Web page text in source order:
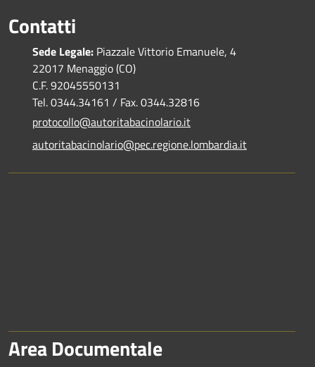
Contatti
Sede Legale: Piazzale Vittorio Emanuele, 4
22017 Menaggio (CO)
C.F. 92045550131
Tel. 0344.34161 / Fax. 0344.32816
protocollo@autoritabacinolario.it
autoritabacinolario@pec.regione.lombardia.it
Area Documentale